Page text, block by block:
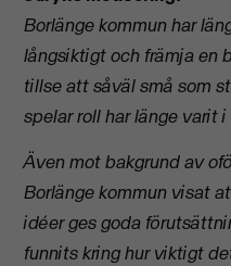
Borlänge kommun har
långsiktigt och främja en
tillse att såväl små som
spelar roll har länge varit i
Även mot bakgrund av
Borlänge kommun visat
idéer ges goda
funnits kring hur viktigt